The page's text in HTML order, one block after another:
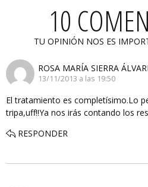
10
TU OPINIÓN NOS ES
ROSA MARÍA SIERRA
13/11/2013 a las 19:50
El tratamiento es completísimo.Lo
tripa,uff!!Ya nos irás contando los
RESPONDER